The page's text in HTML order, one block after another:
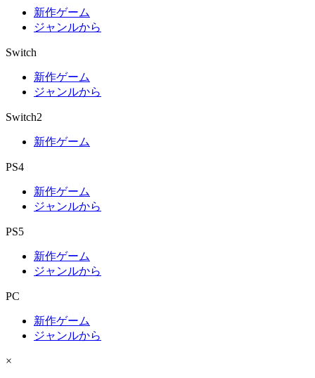
新作ゲーム
ジャンルから
Switch
新作ゲーム
ジャンルから
Switch2
新作ゲーム
PS4
新作ゲーム
ジャンルから
PS5
新作ゲーム
ジャンルから
PC
新作ゲーム
ジャンルから
×